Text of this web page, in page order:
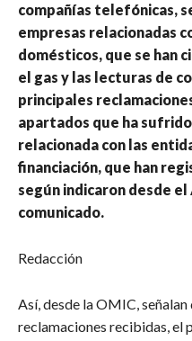
compañías telefónicas,
empresas relacionadas
domésticos, que se han
el gas y las lecturas de
principales
apartados que ha
relacionada con las
financiación, que han
según indicaron desde
comunicado.
Redacción
Así, desde la OMIC,
reclamaciones recibidas, el